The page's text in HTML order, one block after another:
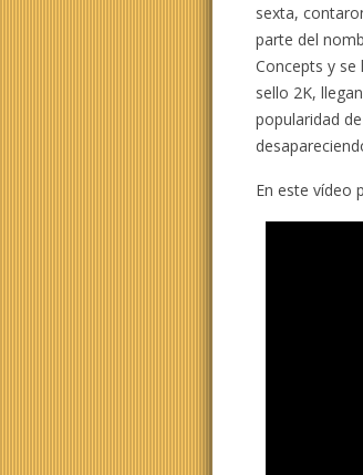
sexta,
parte del
Concepts y
sello 2K,
popularidad
En este vídeo